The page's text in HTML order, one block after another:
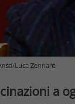
Luca Zennaro
a